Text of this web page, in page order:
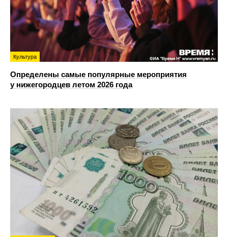
Культура
Определены самые популярные мероприятия
у нижегородцев летом 2026 года